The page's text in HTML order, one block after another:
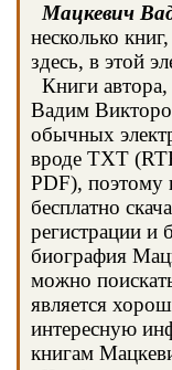
Мацкевич
несколько
здесь, в этой
Книги
Вадим
обычных
вроде TXT
PDF), поэтому
бесплатно
регистрации и
биография
можно
является
интересную
книгам